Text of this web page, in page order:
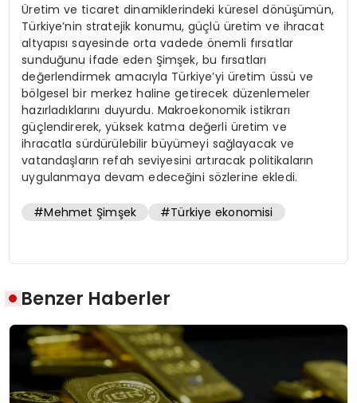
Üretim ve ticaret dinamiklerindeki küresel dönüşümün,
Türkiye’nin stratejik konumu, güçlü üretim ve ihracat
altyapısı sayesinde orta vadede önemli fırsatlar
sunduğunu ifade eden Şimşek, bu fırsatları
değerlendirmek amacıyla Türkiye’yi üretim üssü ve
bölgesel bir merkez haline getirecek düzenlemeler
hazırladıklarını duyurdu. Makroekonomik istikrarı
güçlendirerek, yüksek katma değerli üretim ve
ihracatla sürdürülebilir büyümeyi sağlayacak ve
vatandaşların refah seviyesini artıracak politikaların
uygulanmaya devam edeceğini sözlerine ekledi.
#Mehmet Şimşek #Türkiye ekonomisi
Benzer Haberler